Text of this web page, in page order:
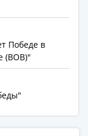
Победе в
(ВОВ)"